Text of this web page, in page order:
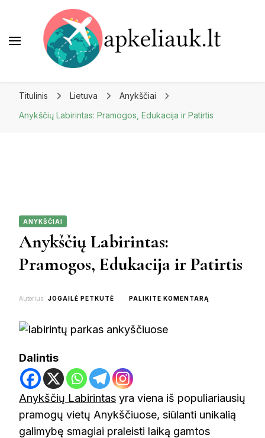
Titulinis Lietuva
Anykščiai
Anykščių Labirintas: Pramogos, Edukacija ir Patirtis
ANYKŠČIAI
Anykščių Labirintas:
Pramogos, Edukacija ir Patirtis
Autorius JOGAILĖ PETKUTĖ PALIKITE KOMENTARĄ
Dalintis
Anykščių Labirintas yra viena iš populiariausių
pramogų vietų Anykščiuose, siūlanti unikalią
galimybę smagiai praleisti laiką gamtos